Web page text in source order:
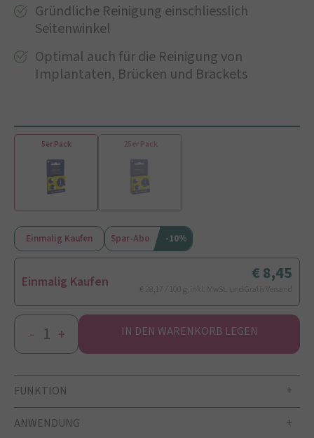
Gründliche Reinigung einschliesslich
Seitenwinkel
Optimal auch für die Reinigung von
Implantaten, Brücken und Brackets
5er Pack 25er Pack
Einmalig Kaufen Spar-Abo -10%
Einmalig Kaufen 8,45
€ 28,17 / 100 g, inkl. MwSt. und Gratis Versand
- + IN DEN WARENKORB LEGEN
FUNKTION
ANWENDUNG